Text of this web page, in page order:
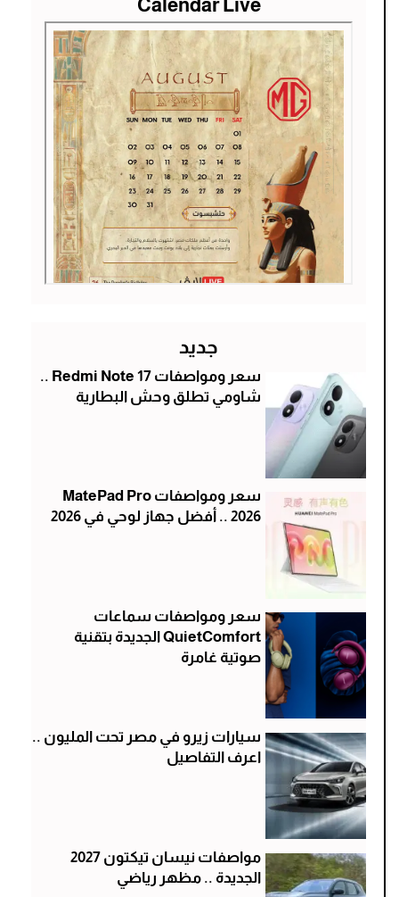
Calendar Live
جديد
سعر ومواصفات Redmi Note 17 ..
شاومي تطلق وحش البطارية
سعر ومواصفات MatePad Pro
2026 .. أفضل جهاز لوحي في 2026
سعر ومواصفات سماعات
QuietComfort الجديدة بتقنية
صوتية غامرة
سيارات زيرو في مصر تحت المليون ..
اعرف التفاصيل
مواصفات نيسان تيكتون 2027
الجديدة .. مظهر رياضي